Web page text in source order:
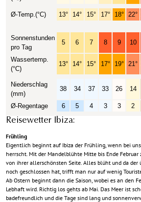
Ø-Temp.(°C) 13° 14° 15° 17° 18° 22°
Sonnenstunden
pro Tag
5 6 7 8 9 10
Wassertemp.
(°C)
13° 14° 15° 17° 19° 21°
Niederschlag
(mm)
38 34 37 33 26 14
Ø-Regentage 6 5 4 3 3 2
Reisewetter Ibiza:
Frühling
Eigentlich beginnt auf Ibiza der Frühling, wenn bei
herrscht. Mit der Mandelblühte Mitte bis Ende
von ihrer allerschönsten Seite. Alles blüht und da der
noch geschlossen hat, trifft man nur auf wenig
Ab Ostern beginnt dann die Saison, wobei es an den
Lebhaft wird. Richtig los gehts ab Mai. Das Meer ist
badefreundlich und die Tage sind lang und